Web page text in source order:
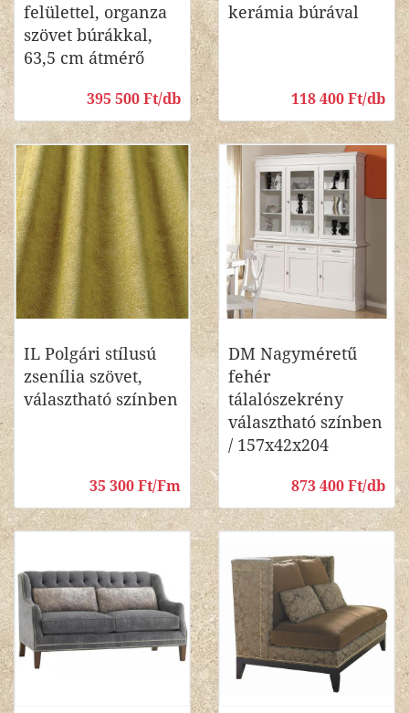
felülettel, organza
szövet búrákkal,
63,5 cm átmérő
395 500 Ft/db
kerámia búrával
118 400 Ft/db
IL Polgári stílusú
zsenília szövet,
választható színben
35 300 Ft/Fm
DM Nagyméretű
fehér
tálalószekrény
választható színben
/ 157x42x204
873 400 Ft/db